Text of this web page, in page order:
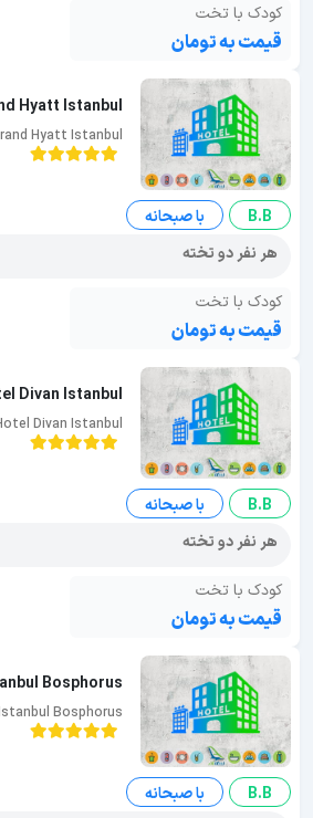
کودک با تخت
قیمت به تومان
Hyatt Istanbul
Hyatt Istanbul
B.B
با صبحانه
هر نفر دو تخته
کودک با تخت
قیمت به تومان
Divan Istanbul
Divan Istanbul
B.B
با صبحانه
هر نفر دو تخته
کودک با تخت
قیمت به تومان
Bosphorus
Bosphorus
B.B با صبحانه